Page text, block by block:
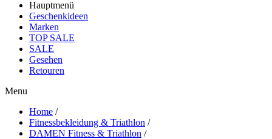
Hauptmenü
Geschenkideen
Marken
TOP SALE
SALE
Gesehen
Retouren
Menu
Home /
Fitnessbekleidung & Triathlon /
DAMEN Fitness & Triathlon /